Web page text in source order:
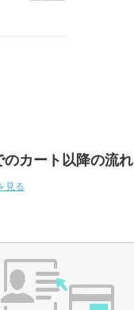
カート以降の流れ
見る